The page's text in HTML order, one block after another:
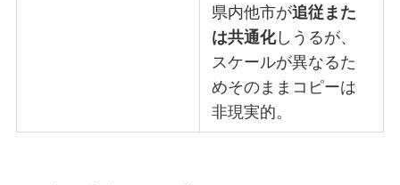
県内他市が追従また
は共通化しうるが、
スケールが異なるた
めそのままコピーは
非現実的。